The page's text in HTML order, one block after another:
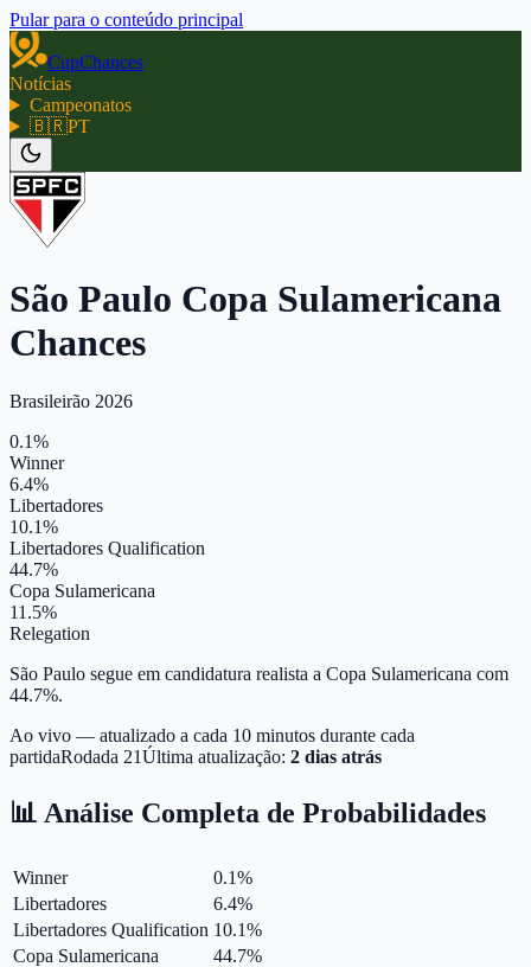
Pular para o conteúdo principal
CupChances
Notícias
Campeonatos
🇧🇷PT
São Paulo Copa Sulamericana
Chances
Brasileirão 2026
0.1%
Winner
6.4%
Libertadores
10.1%
Libertadores Qualification
44.7%
Copa Sulamericana
11.5%
Relegation
São Paulo segue em candidatura realista a Copa Sulamericana com
44.7%.
Ao vivo — atualizado a cada 10 minutos durante cada
partidaRodada 21Última atualização: 2 dias atrás
📊 Análise Completa de Probabilidades
Winner 0.1%
Libertadores
6.4%
Libertadores Qualification 10.1%
Copa Sulamericana
44.7%